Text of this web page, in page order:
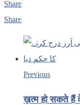
Share
Share
Previous
ख़त्म हो सकते हैं